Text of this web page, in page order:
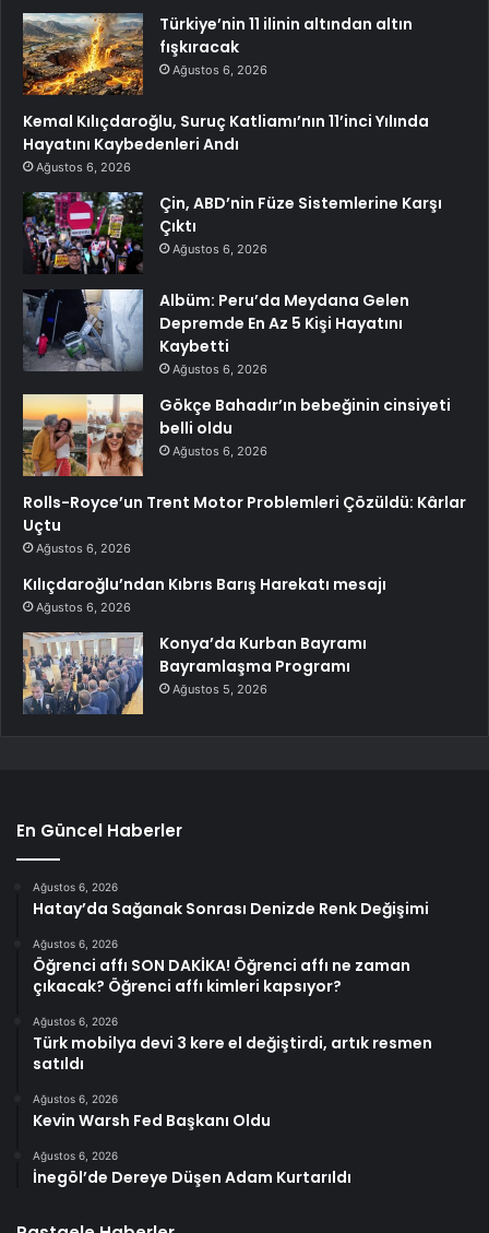
Türkiye’nin 11 ilinin altından altın
fışkıracak
Ağustos 6, 2026
Kemal Kılıçdaroğlu, Suruç Katliamı’nın 11’inci Yılında
Hayatını Kaybedenleri Andı
Ağustos 6, 2026
Çin, ABD’nin Füze Sistemlerine Karşı
Çıktı
Ağustos 6, 2026
Albüm: Peru’da Meydana Gelen
Depremde En Az 5 Kişi Hayatını
Kaybetti
Ağustos 6, 2026
Gökçe Bahadır’ın bebeğinin cinsiyeti
belli oldu
Ağustos 6, 2026
Rolls-Royce’un Trent Motor Problemleri Çözüldü: Kârlar
Uçtu
Ağustos 6, 2026
Kılıçdaroğlu’ndan Kıbrıs Barış Harekatı mesajı
Ağustos 6, 2026
Konya’da Kurban Bayramı
Bayramlaşma Programı
Ağustos 5, 2026
En Güncel Haberler
Ağustos 6, 2026
Hatay’da Sağanak Sonrası Denizde Renk Değişimi
Ağustos 6, 2026
Öğrenci affı SON DAKİKA! Öğrenci affı ne zaman
çıkacak? Öğrenci affı kimleri kapsıyor?
Ağustos 6, 2026
Türk mobilya devi 3 kere el değiştirdi, artık resmen
satıldı
Ağustos 6, 2026
Kevin Warsh Fed Başkanı Oldu
Ağustos 6, 2026
İnegöl’de Dereye Düşen Adam Kurtarıldı